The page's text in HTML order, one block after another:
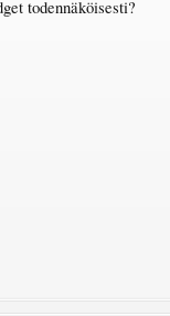
todennäköisesti?